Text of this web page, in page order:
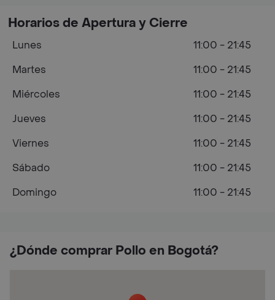
¿Dónde comprar Pollo en Bogotá?
Horarios de Apertura y Cierre
Lunes
11:00 - 21:45
Martes
11:00 - 21:45
Miércoles
11:00 - 21:45
Jueves
11:00 - 21:45
Viernes
11:00 - 21:45
Sábado
11:00 - 21:45
Domingo
11:00 - 21:45